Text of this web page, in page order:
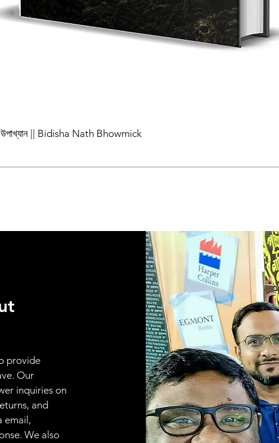
উপাখ্যান || Bidisha Nath Bhowmick
provide
Our
inquiries on
and
email,
We also